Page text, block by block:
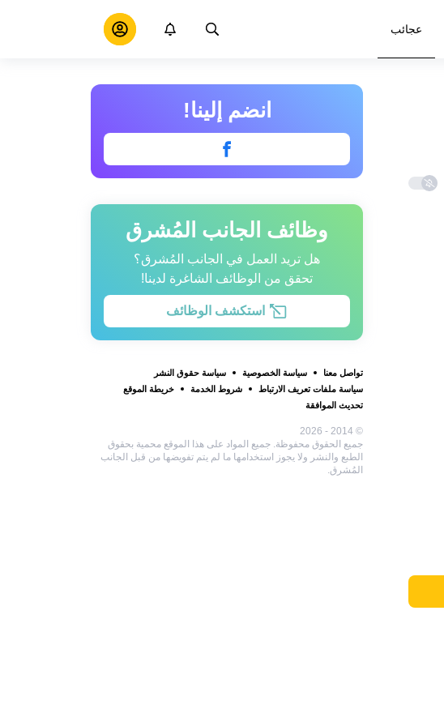
عجائب
انضم إلينا!
وظائف الجانب المُشرق
هل تريد العمل في الجانب المُشرق؟
تحقق من الوظائف الشاغرة لدينا!
استكشف الوظائف
تواصل معنا سياسة الخصوصية
سياسة حقوق النشر
سياسة ملفات تعريف الارتباط
شروط الخدمة
خريطة الموقع
تحديث الموافقة
© 2014 - 2026
جميع الحقوق محفوظة. جميع المواد على هذا الموقع محمية بحقوق
الطبع والنشر ولا يجوز استخدامها ما لم يتم تفويضها من قبل الجانب
المُشرق.